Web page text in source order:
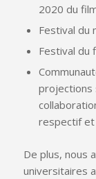
2020 du
Festival du
Festival du
projections
respectif et
De plus, nous
universitaires